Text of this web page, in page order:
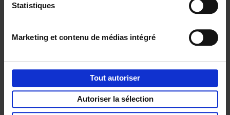
Statistiques
Marketing et contenu de médias intégré
Tout autoriser
Autoriser la sélection
Why now? ENG (EN)
€34,99